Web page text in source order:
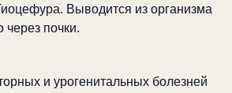
Выводится из организма
почки.
и урогенитальных болезней